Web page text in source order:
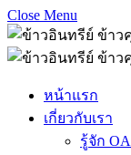
Close Menu
หน้าแรก
เกี่ยวกับเรา
รู้จัก